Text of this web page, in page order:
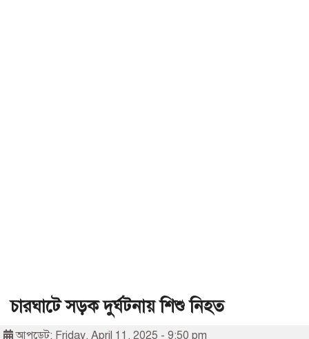
চারঘাটে সড়ক দুর্ঘটনায় শিশু নিহত
আপডেট: Friday, April 11, 2025 - 9:50 pm